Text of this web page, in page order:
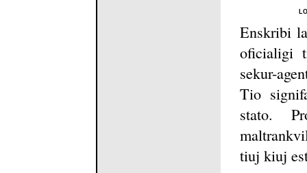
Enskribi
oficialigi
sekur-
Tio
stato.
tiuj kiuj